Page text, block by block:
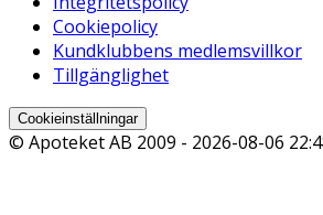
Cookiepolicy
Kundklubbens medlemsvillkor
Tillgänglighet
Cookieinställningar
© Apoteket AB 2009 - 2026-08-06